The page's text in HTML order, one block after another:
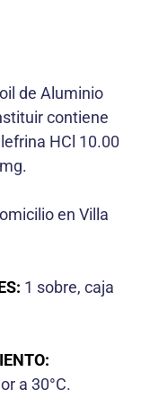
de Aluminio
contiene
HCl 10.00
en Villa
1 sobre, caja
a 30°C.